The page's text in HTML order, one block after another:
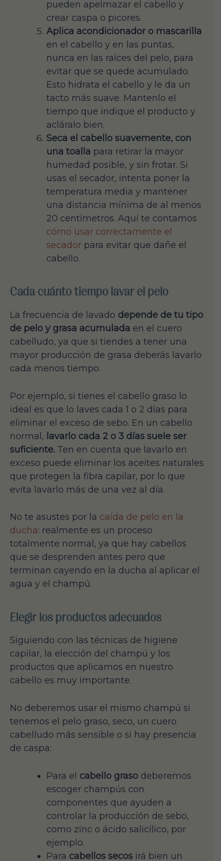
pueden apelmazar el cabello y
crear caspa o picores.
Aplica acondicionador o mascarilla
en el cabello y en las puntas,
nunca en las raíces del pelo, para
evitar que se quede acumulado.
Esto hidrata el cabello y le da un
tacto más suave. Mantenlo el
tiempo que indique el producto y
acláralo bien.
Seca el cabello suavemente, con
una toalla para retirar la mayor
humedad posible, y sin frotar. Si
usas el secador, intenta poner la
temperatura media y mantener
una distancia mínima de al menos
20 centímetros. Aquí te contamos
cómo usar correctamente el
secador para evitar que dañe el
cabello.
Cada cuánto tiempo lavar el pelo
La frecuencia de lavado depende de tu tipo
de pelo y grasa acumulada en el cuero
cabelludo, ya que si tiendes a tener una
mayor producción de grasa deberás lavarlo
cada menos tiempo.
Por ejemplo, si tienes el cabello graso lo
ideal es que lo laves cada 1 o 2 días para
eliminar el exceso de sebo. En un cabello
normal, lavarlo cada 2 o 3 días suele ser
suficiente. Ten en cuenta que lavarlo en
exceso puede eliminar los aceites naturales
que protegen la fibra capilar, por lo que
evita lavarlo más de una vez al día.
No te asustes por la caída de pelo en la
ducha: realmente es un proceso
totalmente normal, ya que hay cabellos
que se desprenden antes pero que
terminan cayendo en la ducha al aplicar el
agua y el champú.
Elegir los productos adecuados
Siguiendo con las técnicas de higiene
capilar, la elección del champú y los
productos que aplicamos en nuestro
cabello es muy importante.
No deberemos usar el mismo champú si
tenemos el pelo graso, seco, un cuero
cabelludo más sensible o si hay presencia
de caspa:
Para el cabello graso deberemos
escoger champús con
componentes que ayuden a
controlar la producción de sebo,
como zinc o ácido salicílico, por
ejemplo.
Para cabellos secos irá bien un